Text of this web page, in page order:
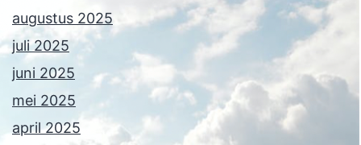
augustus 2025
juli 2025
juni 2025
mei 2025
april 2025